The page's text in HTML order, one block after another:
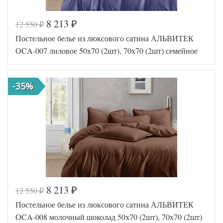
Код товара
574-539
Артикул
AL200092
5647883
Сатин
люкс
Размер
пододеяльника
145х215
Размер
230х240
50х70
(2шт),
70х70
(2шт)
Производитель АльВиТек
(Россия)
Код товара
574-537
Артикул
AL200092
5647906
12 550₽ 8 213 ₽
Постельное белье из люксового сатина АЛЬВИТЕК
ОCA-007 лиловое 50х70 (2шт), 70х70 (2шт) семейное
-35%
12 550₽ 8 213 ₽
Постельное белье из люксового сатина АЛЬВИТЕК
ОCA-008 молочный шоколад 50х70 (2шт), 70х70 (2шт)